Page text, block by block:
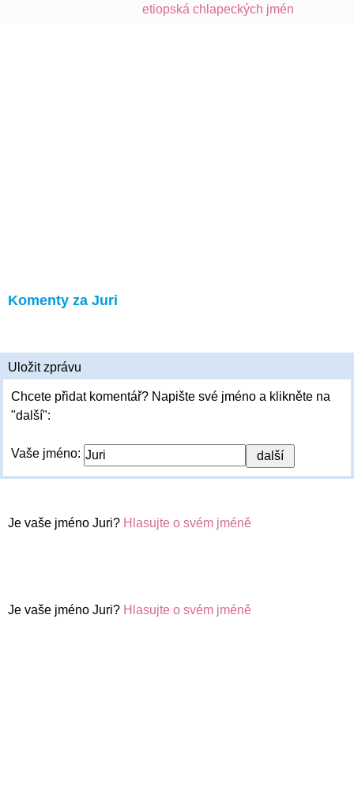
etiopská chlapeckých jmén
Komenty za Juri
Uložit zprávu
Chcete přidat komentář? Napište své jméno a klikněte na
"další":
Vaše jméno:
Je vaše jméno Juri? Hlasujte o svém jméně
Je vaše jméno Juri? Hlasujte o svém jméně